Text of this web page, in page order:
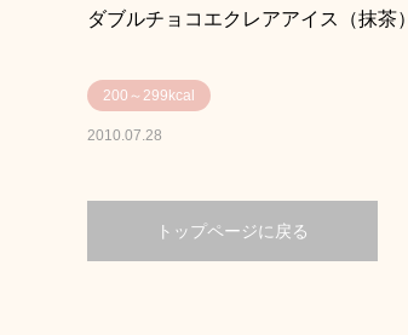
ダブルチョコエクレアアイス（抹茶）
200～299kcal
2010.07.28
トップページに戻る